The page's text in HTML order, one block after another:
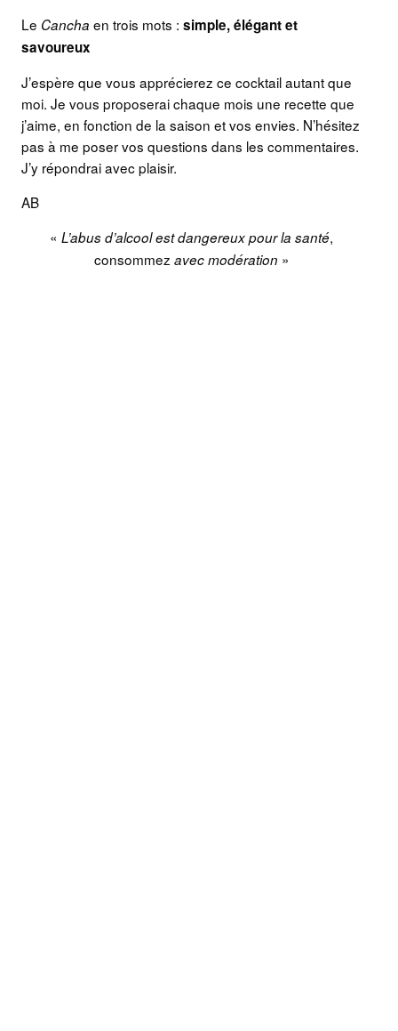
Le Cancha en trois mots : simple, élégant et
savoureux
J’espère que vous apprécierez ce cocktail autant que
moi. Je vous proposerai chaque mois une recette que
j’aime, en fonction de la saison et vos envies. N’hésitez
pas à me poser vos questions dans les commentaires.
J’y répondrai avec plaisir.
AB
«L’abus d’alcool est dangereux pour la santé,
consommez avec modération »